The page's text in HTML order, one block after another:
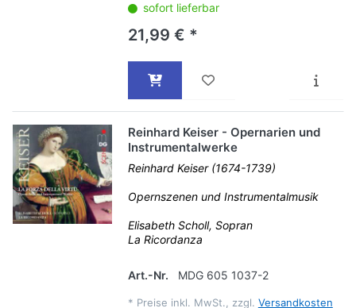
sofort lieferbar
21,99 € *
Reinhard Keiser - Opernarien und
Instrumentalwerke
Reinhard Keiser (1674-1739)
Opernszenen und Instrumentalmusik
Elisabeth Scholl, Sopran
La Ricordanza
Art.-Nr. MDG 605 1037-2
* Preise inkl. MwSt., zzgl. Versandkosten